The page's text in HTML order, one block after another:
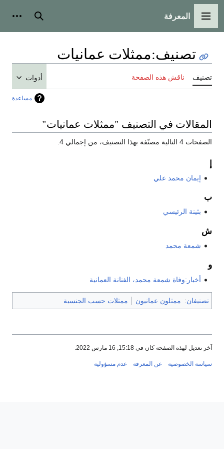
القائمة الرئيسية
المعرفة بحث
تصنيف:ممثلات عمانيات
تصنيف ناقش هذه الصفحة أدوات
مساعدة
المقالات في التصنيف "ممثلات عمانيات"
الصفحات 4 التالية مصنّفة بهذا التصنيف، من إجمالي 4.
إيمان محمد علي
ب
بثينة الرئيسي
ش
شمعة محمد
و
أخبار:وفاة شمعة محمد، الفنانة العمانية
تصنيفان: ممثلون عمانيون ممثلات حسب الجنسية
آخر تعديل لهذه الصفحة كان في 15:18, 16 مارس 2022.
سياسة الخصوصية عن المعرفة عدم مسؤولية